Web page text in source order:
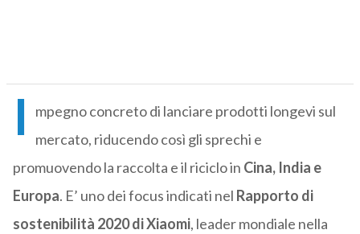
I
mpegno concreto di lanciare prodotti longevi sul
mercato, riducendo così gli sprechi e
promuovendo la raccolta e il riciclo in Cina, India e
Europa. E’ uno dei focus indicati nel Rapporto di
sostenibilità 2020 di Xiaomi, leader mondiale nella